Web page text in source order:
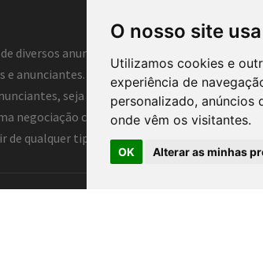
O nosso site
Utilizamos cookies e
experiência de
personalizado, anúncios
onde vêm os visitantes.
OK Alterar as minhas
diversos anunciantes e, portanto, não atua
Dessa forma, o Classificados
seja ela direta ou indireta. Assim, o
negociação com anunciantes deste portal,
qualquer tipo de responsabilidade o portal e